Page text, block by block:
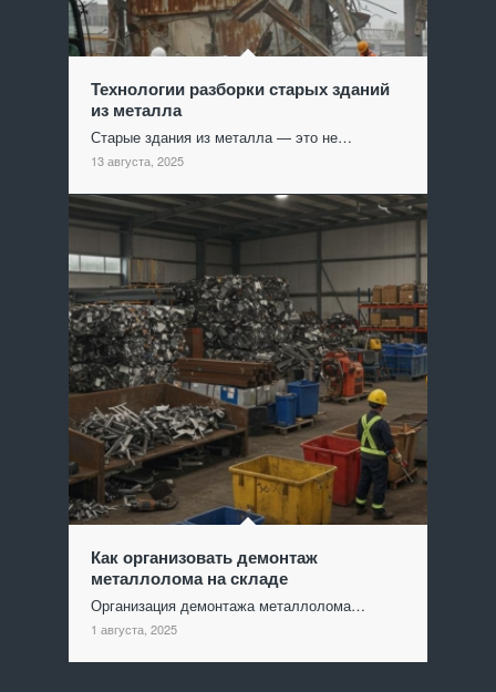
Технологии разборки старых зданий
из металла
Старые здания из металла — это не…
13 августа, 2025
Как организовать демонтаж
металлолома на складе
Организация демонтажа металлолома…
1 августа, 2025